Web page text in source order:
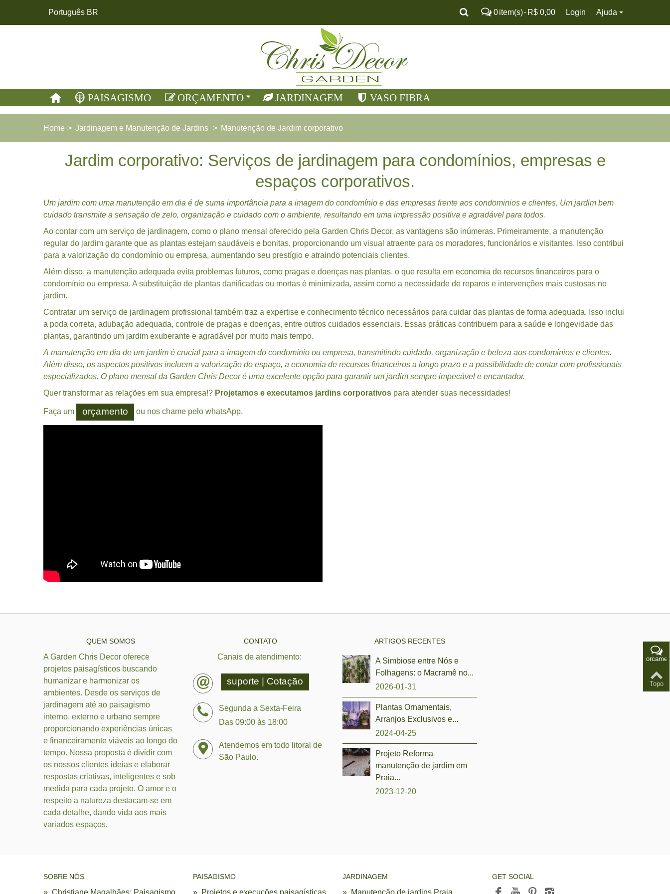
Ajuda
Português BR Login
0item(s)- R$ 0,00
PAISAGISMO ORÇAMENTO JARDINAGEM VASO FIBRA
Home > Jardinagem e Manutenção de Jardins > Manutenção de Jardim corporativo
Jardim corporativo: Serviços de jardinagem para condomínios, empresas e
espaços corporativos.
Um jardim com uma manutenção em dia é de suma importância para a imagem do condomínio e das empresas frente aos condominios e clientes. Um jardim bem
cuidado transmite a sensação de zelo, organização e cuidado com o ambiente, resultando em uma impressão positiva e agradável para todos.
Ao contar com um serviço de jardinagem, como o plano mensal oferecido pela Garden Chris Decor, as vantagens são inúmeras. Primeiramente, a manutenção
regular do jardim garante que as plantas estejam saudáveis e bonitas, proporcionando um visual atraente para os moradores, funcionários e visitantes. Isso contribui
para a valorização do condomínio ou empresa, aumentando seu prestígio e atraindo potenciais clientes.
Além disso, a manutenção adequada evita problemas futuros, como pragas e doenças nas plantas, o que resulta em economia de recursos financeiros para o
condomínio ou empresa. A substituição de plantas danificadas ou mortas é minimizada, assim como a necessidade de reparos e intervenções mais custosas no
jardim.
Contratar um serviço de jardinagem profissional também traz a expertise e conhecimento técnico necessários para cuidar das plantas de forma adequada. Isso inclui
a poda correta, adubação adequada, controle de pragas e doenças, entre outros cuidados essenciais. Essas práticas contribuem para a saúde e longevidade das
plantas, garantindo um jardim exuberante e agradável por muito mais tempo.
A manutenção em dia de um jardim é crucial para a imagem do condomínio ou empresa, transmitindo cuidado, organização e beleza aos condominios e clientes.
Além disso, os aspectos positivos incluem a valorização do espaço, a economia de recursos financeiros a longo prazo e a possibilidade de contar com profissionais
especializados. O plano mensal da Garden Chris Decor é uma excelente opção para garantir um jardim sempre impecável e encantador.
Quer transformar as relações em sua empresa!? Projetamos e executamos jardins corporativos para atender suas necessidades!
Faça um orçamento ou nos chame pelo whatsApp.
QUEM SOMOS
A Garden Chris Decor oferece
projetos paisagísticos buscando
humanizar e harmonizar os
ambientes. Desde os serviços de
jardinagem até ao paisagismo
interno, externo e urbano sempre
proporcionando experiências únicas
e financeiramente viáveis ao longo do
tempo. Nossa proposta é dividir com
os nossos clientes ideias e elaborar
respostas criativas, inteligentes e sob
medida para cada projeto. O amor e o
respeito a natureza destacam-se em
cada detalhe, dando vida aos mais
variados espaços.
CONTATO
Canais de atendimento:
suporte | Cotação
Segunda a Sexta-Feira
Das 09:00 às 18:00
Atendemos em todo litoral de
São Paulo.
ARTIGOS RECENTES
A Simbiose entre Nós e
Folhagens: o Macramê no...
2026-01-31
Plantas Ornamentais,
Arranjos Exclusivos e...
2024-04-25
Projeto Reforma
manutenção de jardim em
Praia...
2023-12-20
SOBRE NÓS PAISAGISMO JARDINAGEM GET SOCIAL
Topo